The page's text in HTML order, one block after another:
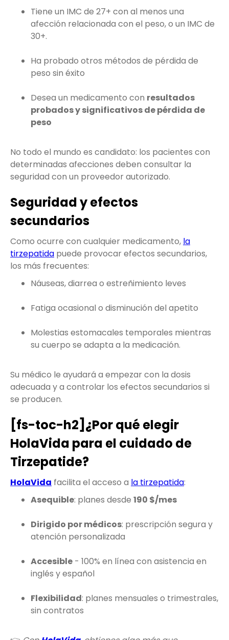
Tiene un IMC de 27+ con al menos una
afección relacionada con el peso, o un IMC de
30+.
Ha probado otros métodos de pérdida de
peso sin éxito
Desea un medicamento con resultados
probados y significativos de pérdida de
peso
No todo el mundo es candidato: los pacientes con
determinadas afecciones deben consultar la
seguridad con un proveedor autorizado.
Seguridad y efectos
secundarios
Como ocurre con cualquier medicamento, la
tirzepatida puede provocar efectos secundarios,
los más frecuentes:
Náuseas, diarrea o estreñimiento leves
Fatiga ocasional o disminución del apetito
Molestias estomacales temporales mientras
su cuerpo se adapta a la medicación.
Su médico le ayudará a empezar con la dosis
adecuada y a controlar los efectos secundarios si
se producen.
[fs-toc-h2]¿Por qué elegir
HolaVida para el cuidado de
Tirzepatide?
HolaVida facilita el acceso a la tirzepatida:
Asequible: planes desde 190 $/mes
Dirigido por médicos: prescripción segura y
atención personalizada
Accesible - 100% en línea con asistencia en
inglés y español
Flexibilidad: planes mensuales o trimestrales,
sin contratos